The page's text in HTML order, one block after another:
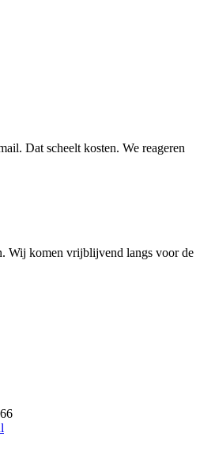
Dat scheelt kosten. We reageren
Wij komen vrijblijvend langs voor de